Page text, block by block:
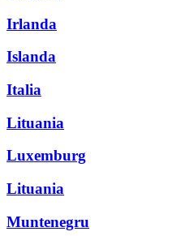
Irlanda
Islanda
Italia
Lituania
Luxemburg
Lituania
Muntenegru